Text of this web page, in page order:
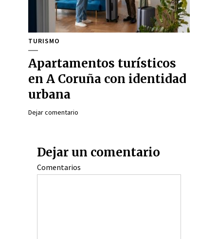
TURISMO
Apartamentos turísticos
en A Coruña con identidad
urbana
Dejar comentario
Dejar un comentario
Comentarios